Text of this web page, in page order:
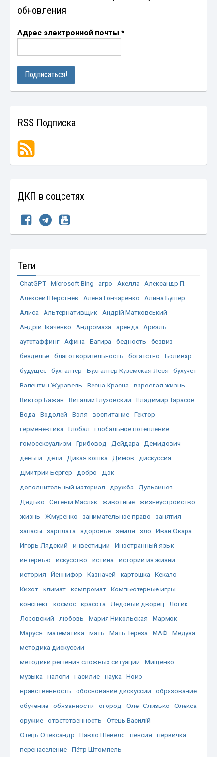
обновления
Адрес электронной почты*
RSS Подписка
ДКП в соцсетях
Теги
ChatGPT Microsoft Bing агро Акелла
Александр П.
Алексей Шерстнёв
Алёна Гончаренко
Алина Бушер
Алиса
Альтернативщик
Андрій Матковський
Андрій Ткаченко
Андромаха аренда
Ариэль
аутстаффинг
Афина Багира бедность
безвиз
безделье
благотворительность богатство
Боливар
будущее
бухгалтер Бухгалтер Куземская Леся
бухучет
Валентин Журавель
Весна-Красна
взрослая жизнь
Виктор Бажан
Виталий Глуховский
Владимир Тарасов
Вода
Водолей Воля воспитание
Гектор
герменевтика
Глобал
глобальное потепление
гомосексуализм
Грибовод Дейдара
Демидович
деньги
дети Дикая кошка Димов
дискуссия
Дмитрий Бергер
добро
Док
дополнительный материал
дружба
Дульсинея
Дядько
Євгеній Маслак животные
жизнеустройство
жизнь
Жмуренко занимательное право
занятия
запасы
зарплата здоровье земля зло
Иван Окара
Игорь Лядский
инвестиции
Иностранный язык
интервью
искусство истина
истории из жизни
история
Йеннифэр Казначей картошка
Кекало
Кихот
климат компромат
Компьютерные игры
конспект
космос красота Ледовый дворец
Логик
Лозовский
любовь Мария Никольская
Мармок
Маруся
математика мать Мать Тереза МАФ
Медуза
методика дискуссии
методики решения сложных ситуаций
Мищенко
музыка
налоги насилие наука
Ноир
нравственность
обоснование дискуссии
образование
обучение
обязанности огород Олег Слизько
Олекса
оружие
ответственность
Отець Василій
Отець Олександр
Павло Шевело пенсия
первичка
перенаселение
Пётр Штомпель